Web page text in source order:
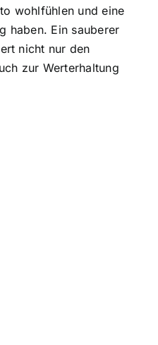
wohlfühlen und eine
haben. Ein sauberer
nicht nur den
zur Werterhaltung